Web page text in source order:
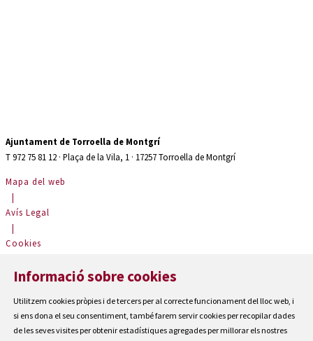
Ajuntament de Torroella de Montgrí
T 972 75 81 12 · Plaça de la Vila, 1 · 17257 Torroella de Montgrí
Mapa del web
|
Avís Legal
|
Cookies
Contactar
Accessibilitat
Informació sobre cookies
Utilitzem cookies pròpies i de tercers per al correcte funcionament del lloc web, i
si ens dona el seu consentiment, també farem servir cookies per recopilar dades
de les seves visites per obtenir estadístiques agregades per millorar els nostres